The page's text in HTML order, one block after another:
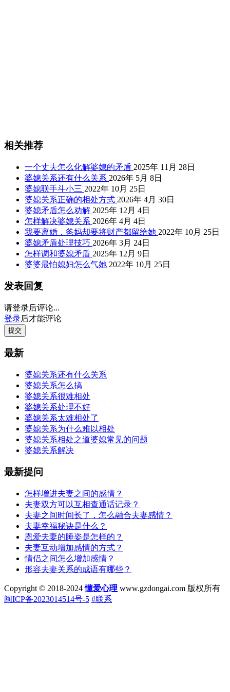
相关推荐
一个丈夫怎么化解婆媳的矛盾 2025年 11月 28日
婆媳关系还有什么关系 2026年 5月 8日
婆媳联手斗小三 2022年 10月 25日
婆媳关系正确的相处方式 2026年 4月 30日
婆媳矛盾怎么劝解 2025年 12月 4日
怎样解决婆媳关系 2026年 4月 4日
我要离婚，爸妈却要将财产都留给她 2022年 10月 25日
婆媳矛盾处理技巧 2026年 3月 24日
怎样调和婆媳矛盾 2025年 12月 9日
婆婆最怕媳妇怎么气她 2022年 10月 25日
发表回复
请登录后评论...
登录后才能评论
提交
最新
婆媳关系还有什么关系
婆媳关系怎么搞
婆媳关系很难相处
婆媳关系处理不好
婆媳关系太难相处了
婆媳关系为什么难以相处
婆媳关系相处之道婆媳常见的问题
婆媳关系解决
最新提问
怎样增进夫妻之间的感情？
夫妻双方可以互相查通话记录？
夫妻之间时间长了，怎么融合夫妻感情？
夫妻幸福秘诀是什么？
恩爱夫妻的睡姿是怎样的？
夫妻互动增加感情的方式？
情侣之间怎么增加感情？
形容夫妻关系的成语有哪些？
Copyright © 2018-2024懂爱心理 www.gzdongai.com 版权所有
闽ICP备2023014514号-5 #联系